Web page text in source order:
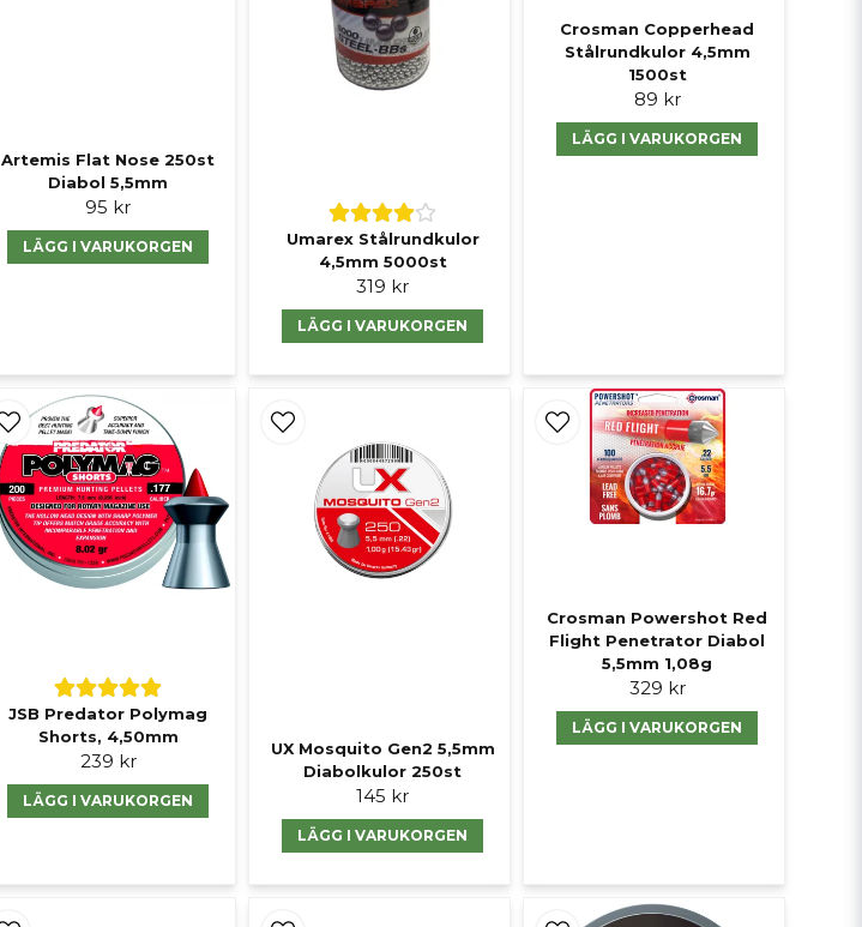
Artemis Flat Nose 250st
Diabol 5,5mm
95 kr
LÄGG I VARUKORGEN
Umarex Stålrundkulor
4,5mm 5000st
319 kr
LÄGG I VARUKORGEN
Crosman Copperhead
Stålrundkulor 4,5mm
1500st
89 kr
LÄGG I VARUKORGEN
JSB Predator Polymag
Shorts, 4,50mm
239 kr
LÄGG I VARUKORGEN
UX Mosquito Gen2 5,5mm
Diabolkulor 250st
145 kr
LÄGG I VARUKORGEN
Crosman Powershot Red
Flight Penetrator Diabol
5,5mm 1,08g
329 kr
LÄGG I VARUKORGEN